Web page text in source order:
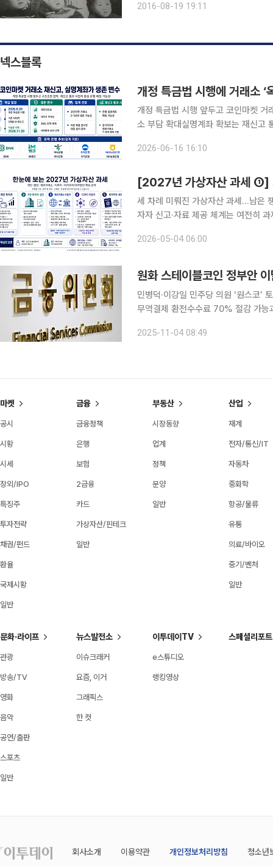
애를 태웠고, 어릴 때 비행기만 떠도
2016-08-19 19:11
넥스블록
개정 특금법 시행에 거래소 ‘
개정 특금법 시행 앞두고 코인마켓
소 부담 확대실명계좌 확보는 재신고 통과 이후에
금융정보법이 8월 20일부터 시행될
2026-06-16 16:10
[2027년 가상자산 과세 ①]
세 차례 미뤄진 가상자산 과세…남은
자자 신고·자료 제공 체계는 여전히
2026-05-04 06:00
원화 스테이블코인 정부안
민병덕·이강일 민주당 의원 ‘원스코’
무역결제 환전수수료 70% 절감 가능과세체계
국회에 계류 중인 7개 법안과 조율 과
2025-11-04 08:49
마켓
공시
시황
시세
장외/IPO
특징주
투자전략
채권/펀드
환율
국제시황
일반
금융
금융정책
은행
보험
2금융
카드
가상자산/핀테크
일반
부동산
시장동향
업계
정책
분양
일반
산업
재계
전자/통신/IT
자동차
중화학
항공/물류
유통
의료/바이오
중기/벤처
일반
문화·라이프
관광
방송/TV
영화
음악
공연/출판
스포츠
일반
뉴스발전소
이슈크래커
요즘, 이거
그래픽스
한 컷
이투데이TV
e스튜디오
랭킹영상
스페셜리포트
회사소개 이용약관 개인정보처리방침 청소년